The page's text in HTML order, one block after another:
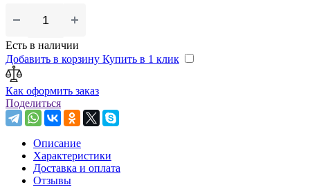
Есть в наличии
Добавить в корзину Купить в 1 клик
Как оформить заказ
Поделиться
Описание
Характеристики
Доставка и оплата
Отзывы